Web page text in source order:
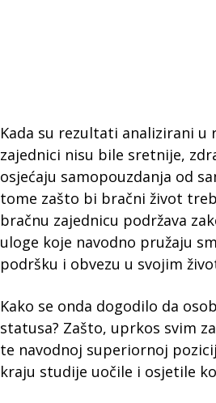
Kada su rezultati analizirani
zajednici nisu bile sretnije,
osjećaju samopouzdanja od
tome zašto bi bračni život
bračnu zajednicu podržava
uloge koje navodno pružaju
podršku i obvezu u svojim
Kako se onda dogodilo da
statusa? Zašto, uprkos svim
te navodnoj superiornoj
kraju studije uočile i osjetile